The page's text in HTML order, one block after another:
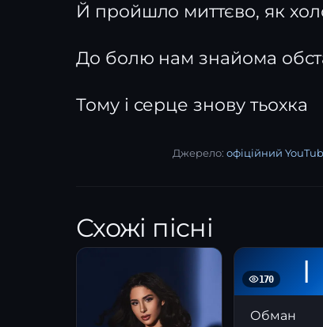
Й пройшло миттєво, як
До болю нам знайома
Тому і серце знову тьохка
Джерело: офіційний
Схожі пісні
І
170
Обман